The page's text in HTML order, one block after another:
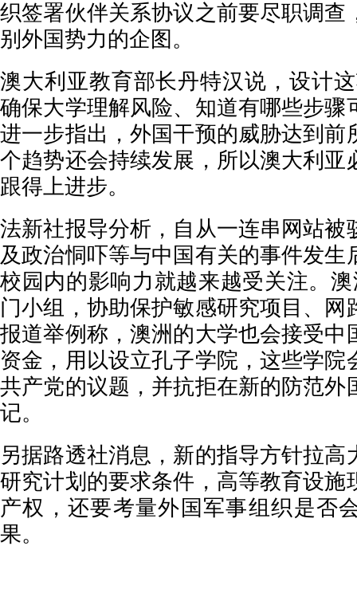
织签署伙伴关系协议之前要尽职调查
别外国势力的企图。
澳大利亚教育部长丹特汉说，设计
确保大学理解风险、知道有哪些步骤
进一步指出，外国干预的威胁达到前
个趋势还会持续发展，所以澳大利亚
跟得上进步。
法新社报导分析，自从一连串网站被
及政治恫吓等与中国有关的事件发生
校园内的影响力就越来越受关注。
门小组，协助保护敏感研究项目、网
报道举例称，澳洲的大学也会接受中
资金，用以设立孔子学院，这些学院
共产党的议题，并抗拒在新的防范外
记。
另据路透社消息，新的指导方针拉高
研究计划的要求条件，高等教育设施
产权，还要考量外国军事组织是否
果。